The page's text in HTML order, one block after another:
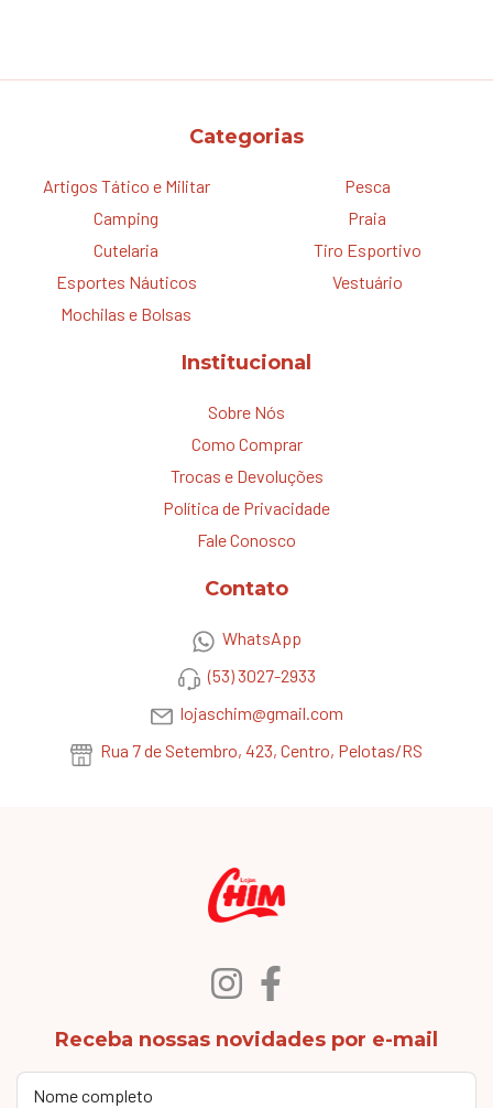
Categorias
Artigos Tático e Militar
Camping
Cutelaria
Esportes Náuticos
Mochilas e Bolsas
Pesca
Praia
Tiro Esportivo
Vestuário
Institucional
Sobre Nós
Como Comprar
Trocas e Devoluções
Política de Privacidade
Fale Conosco
Contato
WhatsApp
(53) 3027-2933
lojaschim@gmail.com
Rua 7 de Setembro, 423, Centro, Pelotas/RS
Receba nossas novidades por e-mail